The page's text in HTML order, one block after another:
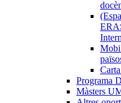
Programa
Màsters